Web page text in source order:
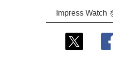
Impress Watch